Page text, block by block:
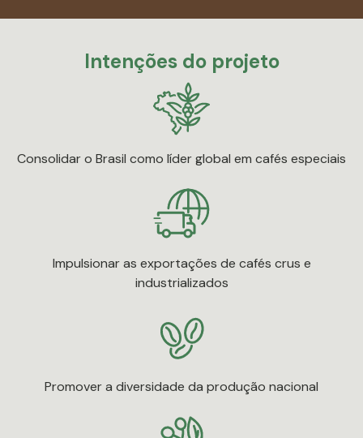
Intenções do projeto
Consolidar o Brasil como líder global em cafés especiais
Impulsionar as exportações de cafés crus e
industrializados
Promover a diversidade da produção nacional